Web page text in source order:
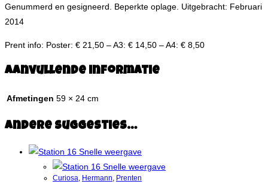
Genummerd en gesigneerd. Beperkte oplage. Uitgebracht: Februari
2014
Prent info: Poster: € 21,50 – A3: € 14,50 – A4: € 8,50
Aanvullende informatie
Afmetingen 59 × 24 cm
Andere suggesties…
Snelle weergave
Snelle weergave
Curiosa, Hermann, Prenten